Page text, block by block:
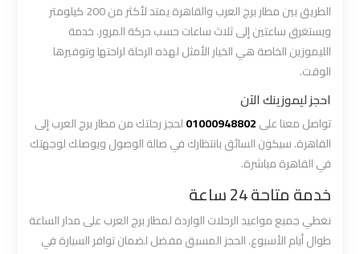
الطريق بين مطار برج العرب والقاهرة يمتد لأكثر من 200 كيلومتر
ويستغرق ساعتين إلى ثلاث ساعات حسب حركة المرور. خدمة
الليموزين الخاصة هي الخيار الأمثل لهذه الرحلة لراحتها وتوفيرها
الوقت.
احجز ليموزينك الآن
تواصل معنا على01000948802لحجز رحلتك من مطار برج العرب إلى
القاهرة. سيكون السائق بانتظارك في صالة الوصول ويوصلك لوجهتك
في القاهرة مباشرة.
خدمة متاحة 24 ساعة
نغطي جميع مواعيد الرحلات الواردة لمطار برج العرب على مدار الساعة
طوال أيام الأسبوع. الحجز المسبق مفضل لضمان توافر السيارة في
القاهرة
ليموزين
السخنة
ليموزين
القاهرة
اسكندرية
ليموزين
المطار